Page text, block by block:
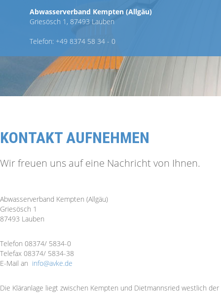
Abwasserverband Kempten (Allgäu)
Griesösch 1, 87493 Lauben
Telefon: +49 8374 58 34 - 0
KONTAKT AUFNEHMEN
Wir freuen uns auf eine Nachricht von Ihnen.
Abwasserverband Kempten (Allgäu)
Griesösch 1
87493 Lauben
Telefon 08374/ 5834-0
Telefax 08374/ 5834-38
E-Mail an info@avke.de
Die Kläranlage liegt zwischen Kempten und Dietmannsried westlich der